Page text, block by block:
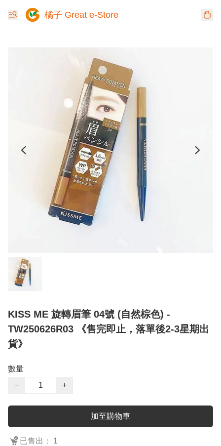
橘子 Great e-Store
KISS ME 旋轉眉筆 04號 (自然棕色) -
TW250626R03 《售完即止，落單後2-3星期出
貨》
數量
−
+
加至購物車
已售出： 1